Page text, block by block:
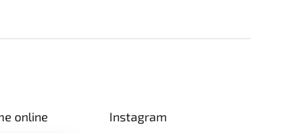
online
Instagram